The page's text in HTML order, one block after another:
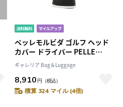
ペッレモルビダ ゴルフ ヘッド
カバー ドライバー PELLE
MORBIDA GOLF ドライバーヘ
ッドカバー メンズ レディース
PG002
ギャレリア Bag＆Luggage
8,910 円 （税込）
積算 324 マイル (4倍)